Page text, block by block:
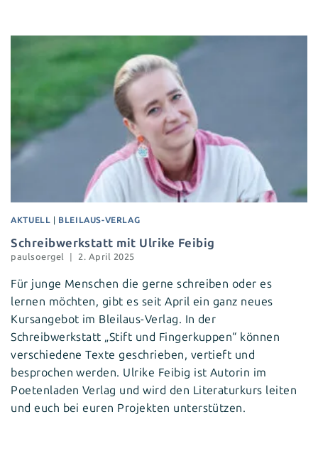
AKTUELL BLEILAUS-VERLAG
Schreibwerkstatt mit Ulrike Feibig
paulsoergel 2. April 2025
Für junge Menschen die gerne schreiben oder es
lernen möchten, gibt es seit April ein ganz neues
Kursangebot im Bleilaus-Verlag. In der
Schreibwerkstatt „Stift und Fingerkuppen“ können
verschiedene Texte geschrieben, vertieft und
besprochen werden. Ulrike Feibig ist Autorin im
Poetenladen Verlag und wird den Literaturkurs leiten
und euch bei euren Projekten unterstützen.